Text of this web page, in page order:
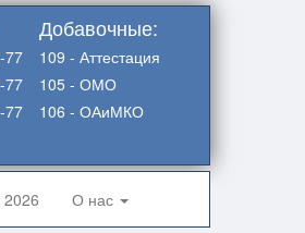
Добавочные:
109 - Аттестация
105 - ОМО
106 - ОАиМКО
77
77
77
2026 О нас